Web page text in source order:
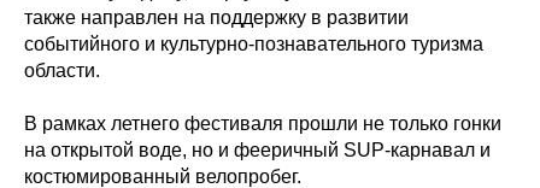
также направлен на поддержку в развитии
событийного и культурно-познавательного туризма
области.
В рамках летнего фестиваля прошли не только гонки
на открытой воде, но и фееричный SUP-карнавал и
костюмированный велопробег.